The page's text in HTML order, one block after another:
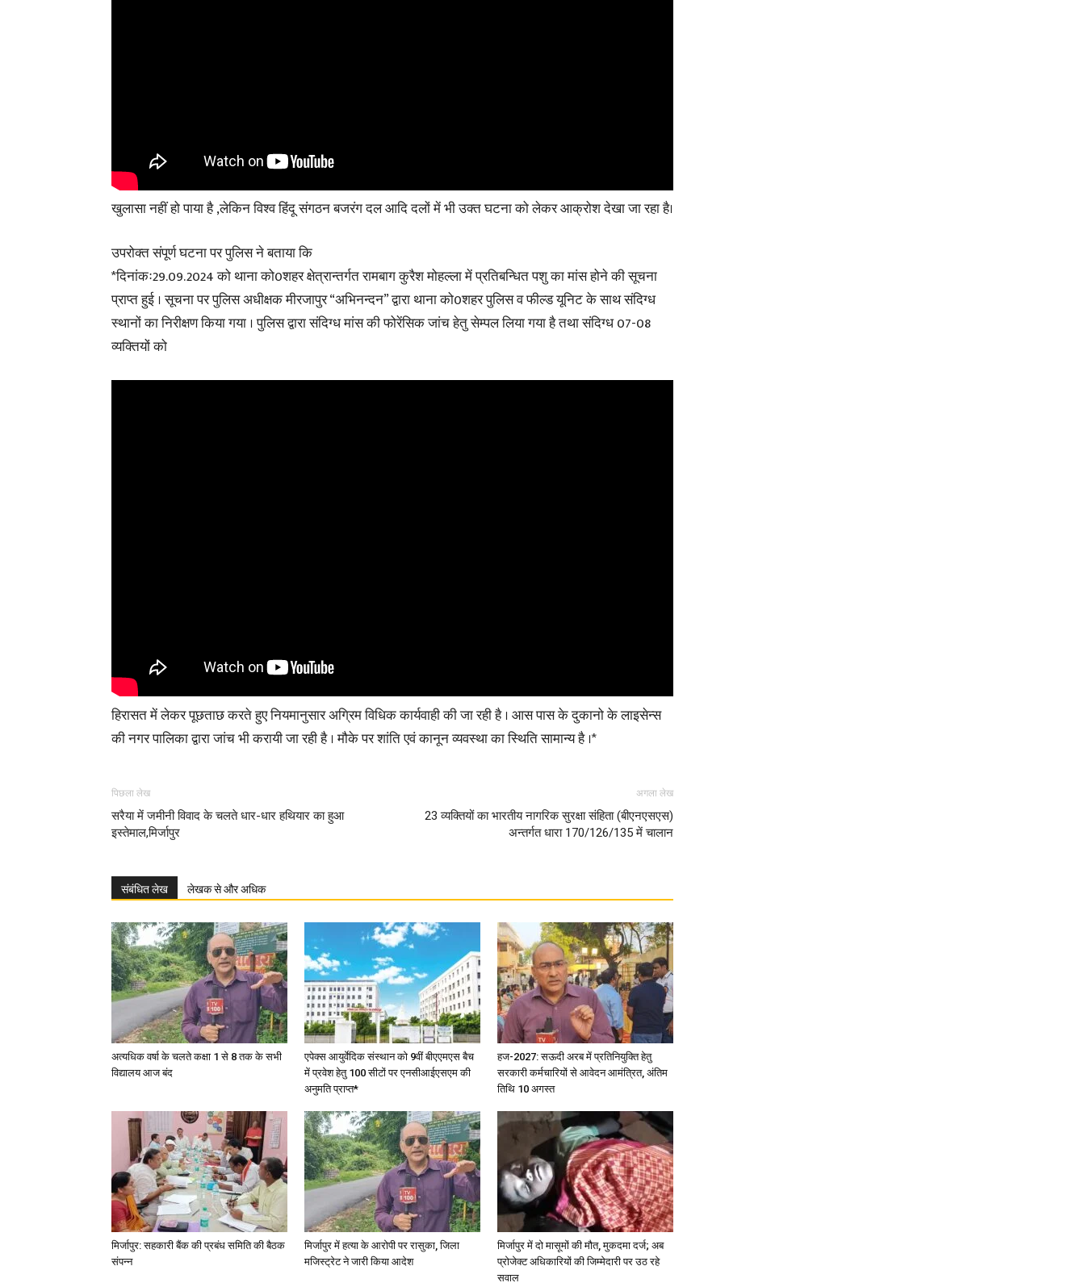
खुलासा नहीं हो पाया है ,लेकिन विश्व हिंदू संगठन बजरंग दल आदि दलों में भी उक्त घटना को लेकर आक्रोश देखा जा रहा है।
उपरोक्त संपूर्ण घटना पर पुलिस ने बताया कि
*दिनांकः29.09.2024 को थाना को0शहर क्षेत्रान्तर्गत रामबाग कुरैश मोहल्ला में प्रतिबन्धित पशु का मांस होने की सूचना
प्राप्त हुई । सूचना पर पुलिस अधीक्षक मीरजापुर “अभिनन्दन” द्वारा थाना को0शहर पुलिस व फील्ड यूनिट के साथ संदिग्ध
स्थानों का निरीक्षण किया गया । पुलिस द्वारा संदिग्ध मांस की फोरेंसिक जांच हेतु सेम्पल लिया गया है तथा संदिग्ध 07-08
व्यक्तियों को
हिरासत में लेकर पूछताछ करते हुए नियमानुसार अग्रिम विधिक कार्यवाही की जा रही है । आस पास के दुकानो के लाइसेन्स
की नगर पालिका द्वारा जांच भी करायी जा रही है । मौके पर शांति एवं कानून व्यवस्था का स्थिति सामान्य है ।*
पिछला लेख
सरैया में जमीनी विवाद के चलते धार-धार हथियार का हुआ
इस्तेमाल,मिर्जापुर
अगला लेख
23 व्यक्तियों का भारतीय नागरिक सुरक्षा संहिता (बीएनएसएस)
अन्तर्गत धारा 170/126/135 में चालान
संबंधित लेख लेखक से और अधिक
अत्यधिक वर्षा के चलते कक्षा 1 से 8 तक के सभी
विद्यालय आज बंद
एपेक्स आयुर्वेदिक संस्थान को 9वीं बीएएमएस बैच
में प्रवेश हेतु 100 सीटों पर एनसीआईएसएम की
अनुमति प्राप्त*
हज-2027: सऊदी अरब में प्रतिनियुक्ति हेतु
सरकारी कर्मचारियों से आवेदन आमंत्रित, अंतिम
तिथि 10 अगस्त
मिर्जापुर: सहकारी बैंक की प्रबंध समिति की बैठक
संपन्न
मिर्जापुर में हत्या के आरोपी पर रासुका, जिला
मजिस्ट्रेट ने जारी किया आदेश
मिर्जापुर में दो मासूमों की मौत, मुकदमा दर्ज; अब
प्रोजेक्ट अधिकारियों की जिम्मेदारी पर उठ रहे
सवाल